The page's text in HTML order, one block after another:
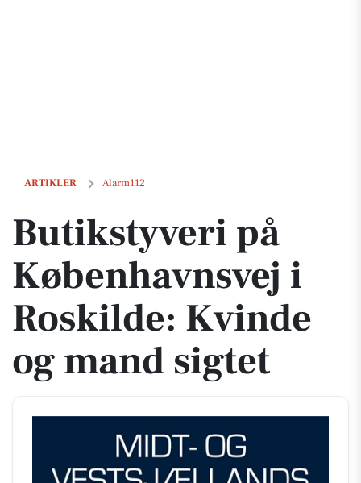
ARTIKLER Alarm112
Butikstyveri på Københavnsvej i Roskilde: Kvinde og mand sigtet
Butikstyveri på
Københavnsvej i
Roskilde: Kvinde
og mand sigtet